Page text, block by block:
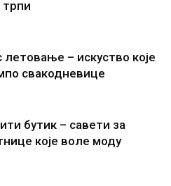
трпи
летовање – искуство које
свакодневице
бутик – савети за
које воле моду